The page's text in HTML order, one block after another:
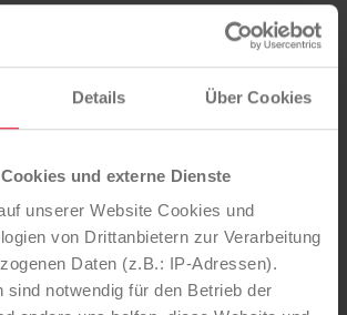
Details Über Cookies
und externe Dienste
unserer Website Cookies und
von Drittanbietern zur Verarbeitung
Daten (z.B.: IP-Adressen).
sind notwendig für den Betrieb der
der Lebensdauer von Rohren und
von Kosten durch Prävention
durch Wasserrecycling
für Kanal- & Rohrverstopfungen
Hand